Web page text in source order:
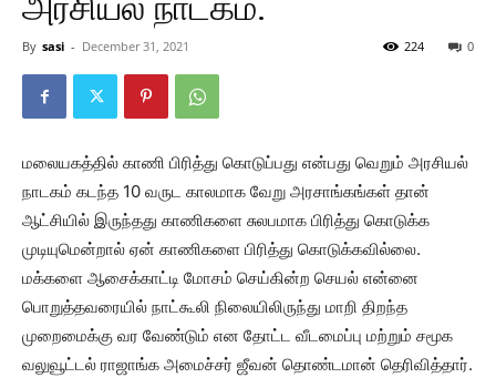
By sasi - December 31, 2021 0
224
மலையகத்தில் காணி பிரித்து கொடுப்பது என்பது வெறும் அரசியல்
நாடகம் கடந்த 10 வருட காலமாக வேறு அரசாங்கங்கள் தான்
ஆட்சியில் இருந்தது காணிகளை சுலபமாக பிரித்து கொடுக்க
முடியுமென்றால் ஏன் காணிகளை பிரித்து கொடுக்கவில்லை.
மக்களை ஆசைக்காட்டி மோசம் செய்கின்ற செயல் என்னை
பொறுத்தவரையில் நாட்கூலி நிலையிலிருந்து மாறி திறந்த
முறைமைக்கு வர வேண்டும் என தோட்ட வீடமைப்பு மற்றும் சமூக
வலுவூட்டல் ராஜாங்க அமைச்சர் ஜீவன் தொண்டமான் தெரிவித்தார்.